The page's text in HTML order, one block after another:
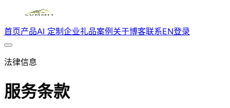
首页产品AI 定制 企业礼品案例 关于博客联系EN登录
法律信息
服务条款